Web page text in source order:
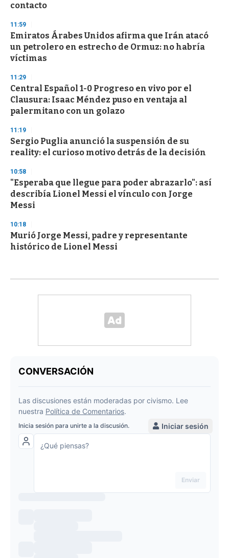
contacto
11:59
Emiratos Árabes Unidos afirma que Irán atacó
un petrolero en estrecho de Ormuz: no habría
víctimas
11:29
Central Español 1-0 Progreso en vivo por el
Clausura: Isaac Méndez puso en ventaja al
palermitano con un golazo
11:19
Sergio Puglia anunció la suspensión de su
reality: el curioso motivo detrás de la decisión
10:58
"Esperaba que llegue para poder abrazarlo": así
describía Lionel Messi el vínculo con Jorge
Messi
10:18
Murió Jorge Messi, padre y representante
histórico de Lionel Messi